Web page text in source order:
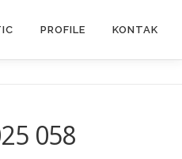
PROFILE KONTAK
058